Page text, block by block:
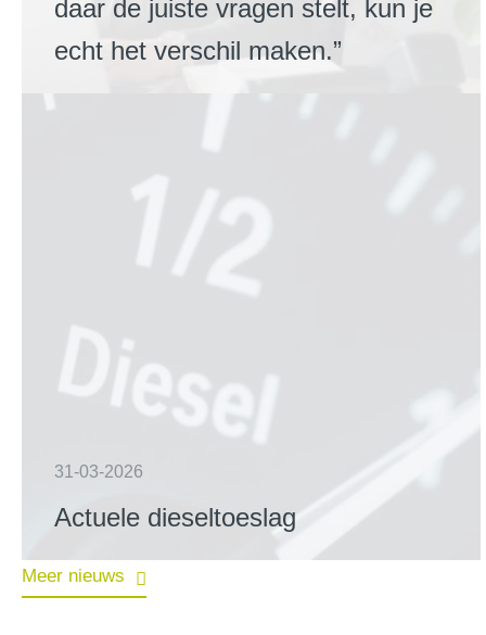
daar de juiste vragen stelt, kun je
echt het verschil maken.”
31-03-2026
Actuele dieseltoeslag
Meer nieuws